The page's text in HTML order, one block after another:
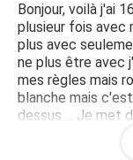
Bonjour, voilà j'ai
plusieur fois avec
plus avec
ne plus être avec
mes règles mais
blanche mais
dessus ... Je met
jeans et ça fais 3
m'inquiéter ! Se